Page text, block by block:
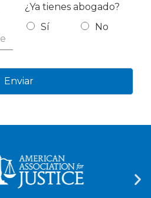
¿Ya tienes abogado?
Sí
No
Enviar